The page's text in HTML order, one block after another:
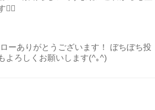
🙇‍♂️
ーありがとうございます！ ぼちぼち投
よろしくお願いします(^｡^)